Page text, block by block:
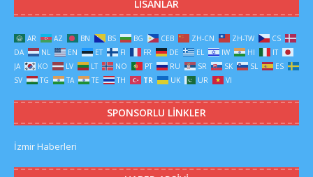
LISANLAR
AR AZ BN BS BG CEB ZH-CN ZH-TW
CS
DA
NL EN ET FI FR DE EL IW HI
IT
JA
KO LV LT NO PT RU SR SK SL
ES
SV
TG TA TE TH TR UK UR VI
SPONSORLU LINKLER
İzmir Haberleri